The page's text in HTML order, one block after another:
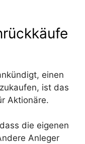
einen
ist das
Aktionäre.
die eigenen
Anleger